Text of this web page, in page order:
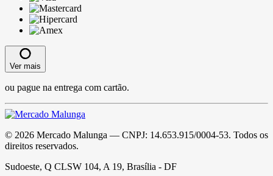
Ver mais
ou pague na entrega com cartão.
© 2026 Mercado Malunga — CNPJ: 14.653.915/0004-53. Todos os
direitos reservados.
Sudoeste, Q CLSW 104, A 19, Brasília - DF